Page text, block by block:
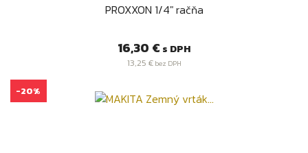
PROXXON 1/4" račňa
Cena
16,30 € s DPH
13,25 €bez DPH
-20%